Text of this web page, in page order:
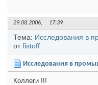
29.08.2006, 17:39
Тема: Исследования в
отfistoff
Исследования в
Коллеги !!!